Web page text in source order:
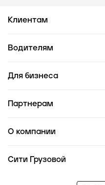
Клиентам
Водителям
Для бизнеса
Партнерам
О компании
Сити Грузовой